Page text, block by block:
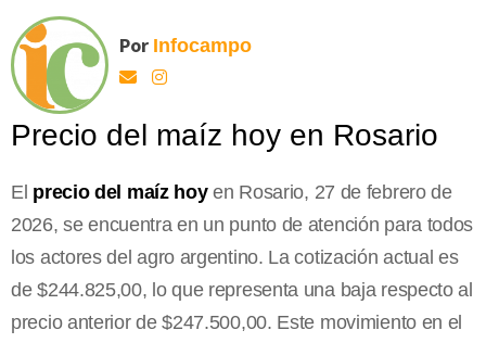
Por Infocampo
Precio del maíz hoy en Rosario
El precio del maíz hoyen Rosario, 27 de febrero de
2026, se encuentra en un punto de atención para todos
los actores del agro argentino. La cotización actual es
de $244.825,00, lo que representa una baja respecto al
precio anterior de $247.500,00. Este movimiento en el